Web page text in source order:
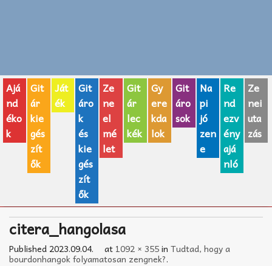
AJÁNDÉK ÖTLETEK
Vicces
GITÁR MÁRKÁK
TOP100 nóta
Zeneiskolák
Zeneszerzés alapjai
Ajá
nd
éko
k
Git
ár
kie
gés
zít
ők
Ját
ék
Git
áro
k
és
kie
gés
zít
ők
Ze
ne
el
mé
let
Git
ár
lec
kék
Gy
ere
kda
lok
Git
áro
sok
Na
pi
jó
zen
e
Re
nd
ezv
ény
ajá
nló
Ze
nei
uta
zás
citera_hangolasa
Published 2023.09.04. at 1092 × 355in Tudtad, hogy a
bourdonhangok folyamatosan zengnek?.